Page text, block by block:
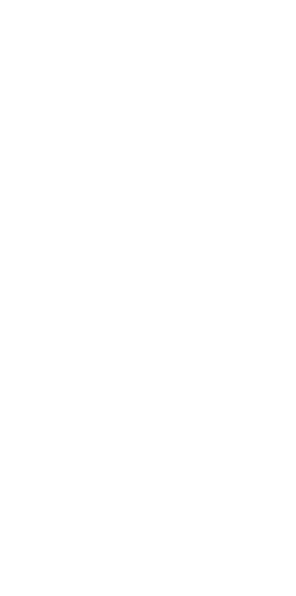
บาท จะถูกหักเข้าไปเป็นเงิ
บำบาญไว้ใช้ยามชราภาพ เ